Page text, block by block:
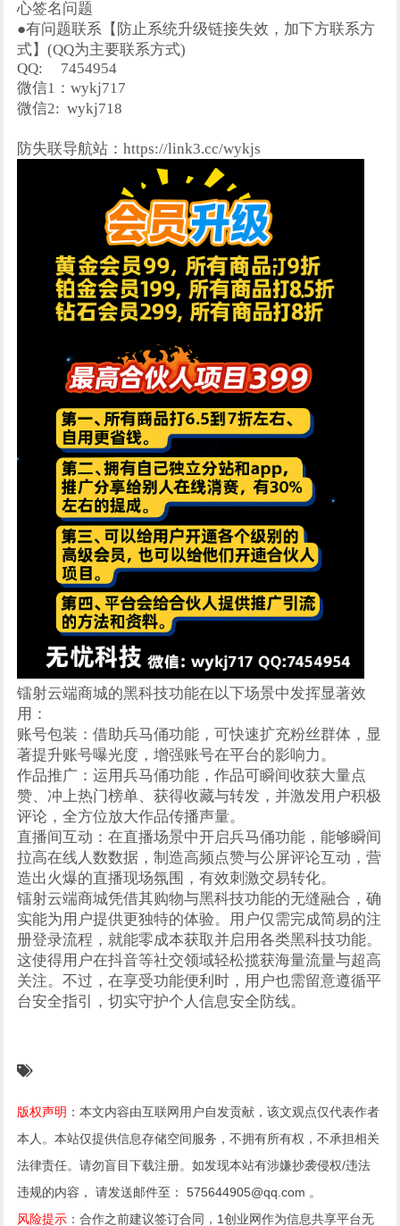
心签名问题
●有问题联系【防止系统升级链接失效，加下方联系方
式】(QQ为主要联系方式)
QQ:
7454954
微信1：wykj717
微信2: wykj718
防失联导航站：https://link3.cc/wykjs
镭射云端商城的黑科技功能在以下场景中发挥显著效
用：
账号包装：借助兵马俑功能，可快速扩充粉丝群体，显
著提升账号曝光度，增强账号在平台的影响力。
作品推广：运用兵马俑功能，作品可瞬间收获大量点
赞、冲上热门榜单、获得收藏与转发，并激发用户积极
评论，全方位放大作品传播声量。
直播间互动：在直播场景中开启兵马俑功能，能够瞬间
拉高在线人数数据，制造高频点赞与公屏评论互动，营
造出火爆的直播现场氛围，有效刺激交易转化。
镭射云端商城凭借其购物与黑科技功能的无缝融合，确
实能为用户提供更独特的体验。用户仅需完成简易的注
册登录流程，就能零成本获取并启用各类黑科技功能。
这使得用户在抖音等社交领域轻松揽获海量流量与超高
关注。不过，在享受功能便利时，用户也需留意遵循平
台安全指引，切实守护个人信息安全防线。
版权声明 ：本文内容由互联网用户自发贡献，该文观点仅代表作者
本人。本站仅提供信息存储空间服务，不拥有所有权，不承担相关
法律责任。请勿盲目下载注册。如发现本站有涉嫌抄袭侵权/违法
违规的内容， 请发送邮件至： 575644905@qq.com 。
风险提示 ：合作之前建议签订合同，1创业网作为信息共享平台无